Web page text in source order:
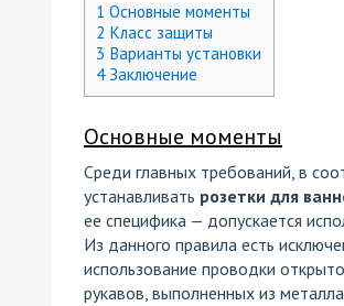
1 Основные моменты
2 Класс защиты
3 Варианты установки
4Заключение
Основные моменты
Среди главных требований, в
устанавливать розетки для
ее специфика — допускается
Из данного правила есть
использование проводки
рукавов, выполненных из